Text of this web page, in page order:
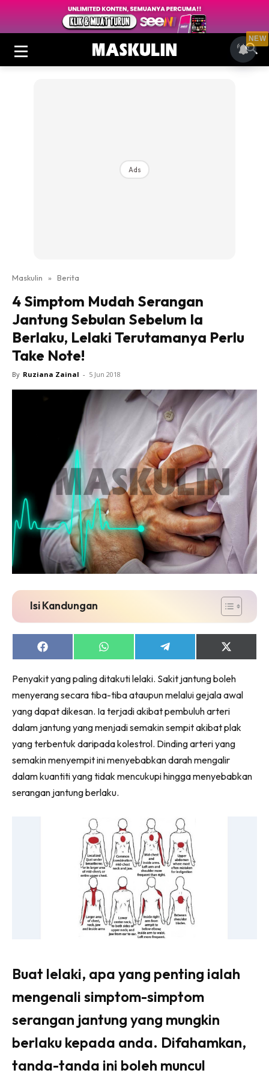
Ads
Maskulin » Berita
4 Simptom Mudah Serangan
Jantung Sebulan Sebelum Ia
Berlaku, Lelaki Terutamanya Perlu
Take Note!
By Ruziana Zainal - 5 Jun 2018
Isi Kandungan
Share
on
Share
on
Share
on
Share
on
(Twitter)
Penyakit yang paling ditakuti lelaki. Sakit jantung boleh
menyerang secara tiba-tiba ataupun melalui gejala awal
yang dapat dikesan. Ia terjadi akibat pembuluh arteri
dalam jantung yang menjadi semakin sempit akibat plak
yang terbentuk daripada kolestrol. Dinding arteri yang
semakin menyempit ini menyebabkan darah mengalir
dalam kuantiti yang tidak mencukupi hingga menyebabkan
serangan jantung berlaku.
Buat lelaki, apa yang penting ialah
mengenali simptom-simptom
serangan jantung yang mungkin
berlaku kepada anda. Difahamkan,
tanda-tanda ini boleh muncul
NEW